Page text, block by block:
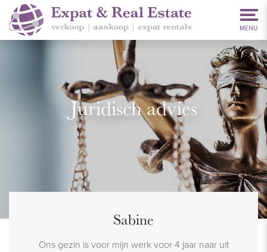
Juridisch advies
Sabine
Ons gezin is voor mijn werk voor 4 jaar naar uit